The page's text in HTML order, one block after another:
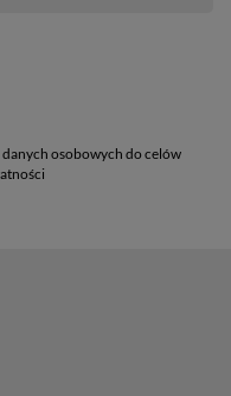
osobowych do celów